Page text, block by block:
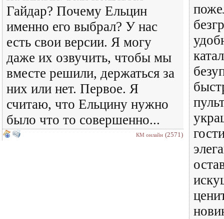
Гайдар? Почему Ельцин
именно его выбрал? У нас
есть свои версии. Я могу
даже их озвучить, чтобы мы
вместе решили, держаться за
них или нет. Первое. Я
считаю, что Ельцину нужно
было что то совершенно...
КМ онлайн (2571)